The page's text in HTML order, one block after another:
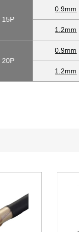
15P
0.9mm
1.2mm
20P
0.9mm
1.2mm